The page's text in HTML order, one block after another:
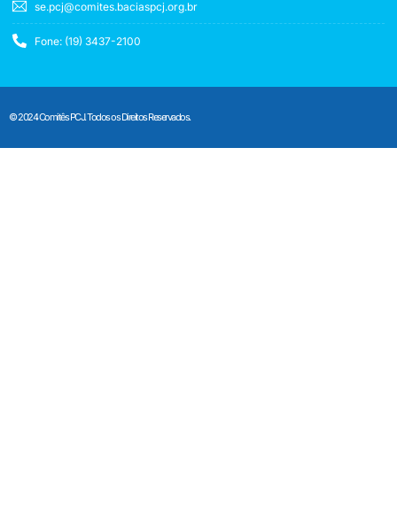
se.pcj@comites.baciaspcj.org.br
Fone: (19) 3437-2100
© 2024 Comitês PCJ. Todos os Direitos Reservados.